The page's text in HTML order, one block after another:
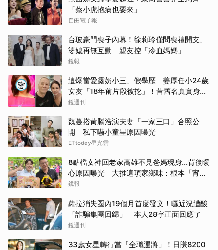
「蔡小虎抱病也要來」
自由電子報
台玻豪門喪子內幕！徐莉玲僅問喪禮開支、
婆媳再無互動 親友控「冷血媽媽」
鏡報
遭爆當愛露奶小三、假學歷 姜厚任小24歲
女友「18年前片段被挖」！昔舊名真實身分
曝光
鏡週刊
魏蔓搭黃騰浩演夫妻「一家三口」合照公
開 私下嚇小童星原因曝光
ETtoday星光雲
8點檔女神回老家高雄不見爸媽現身...背後暖
心原因曝光 大推這項家鄉味：根本「宵夜
天花板」
鏡報
蘿拉消失圈內19個月首度發文！曬近況遭酸
「詐騙集團回歸」 本人28字正面回應了
鏡週刊
33歲女星轉行當「全職運將」！日賺8200